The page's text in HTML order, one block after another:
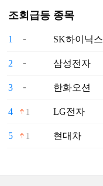
조회급등 종목
1 SK하이닉스
2 삼성전자
3 한화오션
4 1 LG전자
5 1 현대차